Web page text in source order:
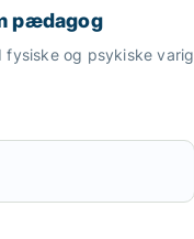
pædagog
fysiske og psykiske varig